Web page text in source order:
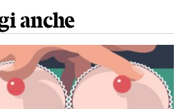
anche